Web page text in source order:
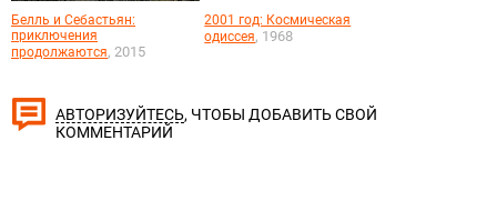
Белль и Себастьян:
приключения
продолжаются, 2015
2001 год: Космическая
одиссея, 1968
АВТОРИЗУЙТЕСЬ, ЧТОБЫ ДОБАВИТЬ СВОЙ
КОММЕНТАРИЙ